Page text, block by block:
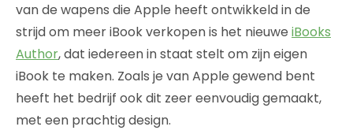
van de wapens die Apple heeft ontwikkeld in de
strijd om meer iBook verkopen is het nieuwe iBooks
Author, dat iedereen in staat stelt om zijn eigen
iBook te maken. Zoals je van Apple gewend bent
heeft het bedrijf ook dit zeer eenvoudig gemaakt,
met een prachtig design.